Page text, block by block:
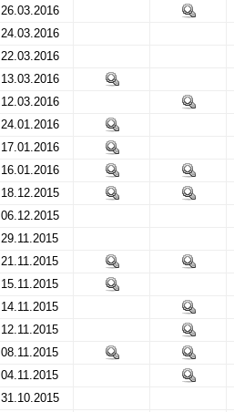
26.03.2016
24.03.2016
22.03.2016
13.03.2016
12.03.2016
24.01.2016
17.01.2016
16.01.2016
18.12.2015
06.12.2015
29.11.2015
21.11.2015
15.11.2015
14.11.2015
12.11.2015
08.11.2015
04.11.2015
31.10.2015